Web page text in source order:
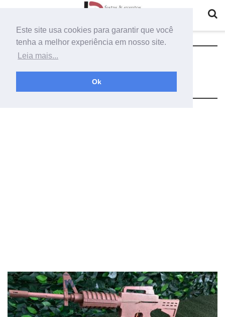
Este site usa cookies para garantir que você
tenha a melhor experiência em nosso site.
Leia mais...
Ok
Tag:como fazer arma m4a1 que